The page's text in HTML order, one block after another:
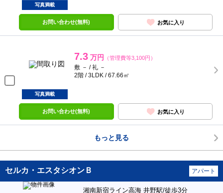
写真満載
お問い合わせ(無料) お気に入り
7.3 万円 （管理費等3,100円）
敷 － / 礼 －
2階 / 3LDK / 67.66㎡
写真満載
お問い合わせ(無料) お気に入り
もっと見る
セルカ・エスタシオンＢ アパート
湘南新宿ライン高海 井野駅/徒歩3分